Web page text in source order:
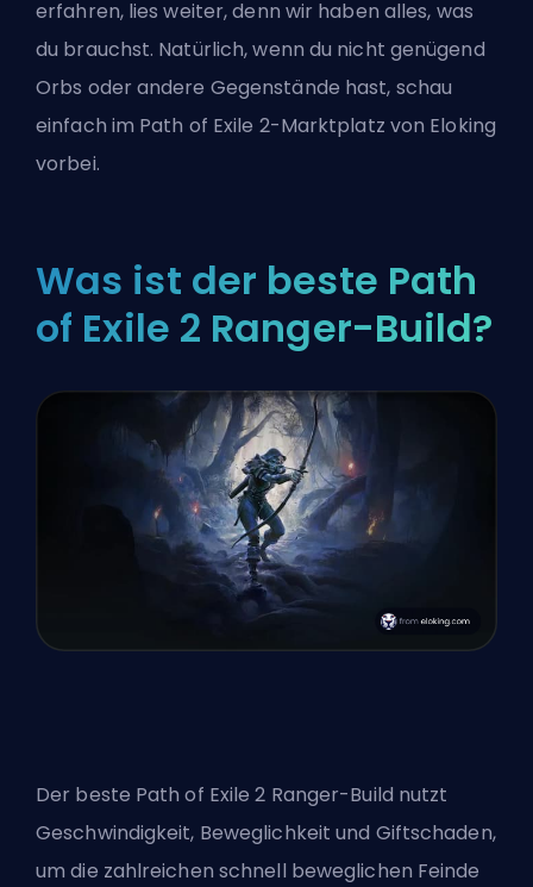
erfahren, lies weiter, denn wir haben alles, was
du brauchst. Natürlich, wenn du nicht genügend
Orbs oder andere Gegenstände hast, schau
einfach im Path of Exile 2-Marktplatz von Eloking
vorbei.
Was ist der beste Path
of Exile 2 Ranger-Build?
Der beste Path of Exile 2 Ranger-Build nutzt
Geschwindigkeit, Beweglichkeit und Giftschaden,
um die zahlreichen schnell beweglichen Feinde